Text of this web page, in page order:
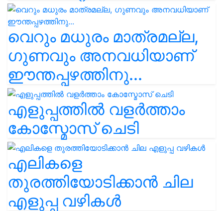
വെറും മധുരം മാത്രമല്ല,
ഗുണവും അനവധിയാണ്
ഈന്തപ്പഴത്തിനു...
എളുപ്പത്തിൽ വളർത്താം
കോസ്മോസ് ചെടി
എലികളെ
തുരത്തിയോടിക്കാൻ ചില
എളുപ്പ വഴികൾ